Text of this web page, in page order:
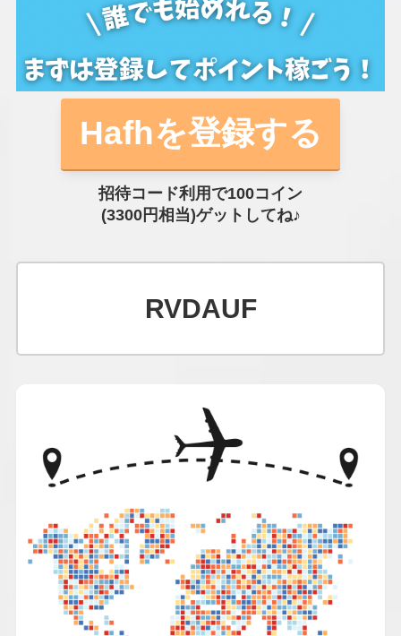
Hafhを登録する
招待コード利用で100コイン
(3300円相当)ゲットしてね♪
RVDAUF